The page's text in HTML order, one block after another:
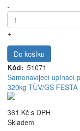
-
+
Do košíku
Kód
51071
Samonavíjecí upínací
320kg TÜV/GS FESTA
361 Kč s DPH
Skladem